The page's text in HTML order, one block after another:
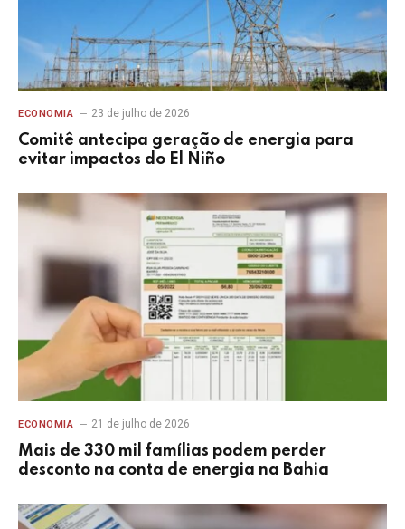
ECONOMIA 23 de julho de 2026
Comitê antecipa geração de energia para
evitar impactos do El Niño
ECONOMIA 21 de julho de 2026
Mais de 330 mil famílias podem perder
desconto na conta de energia na Bahia